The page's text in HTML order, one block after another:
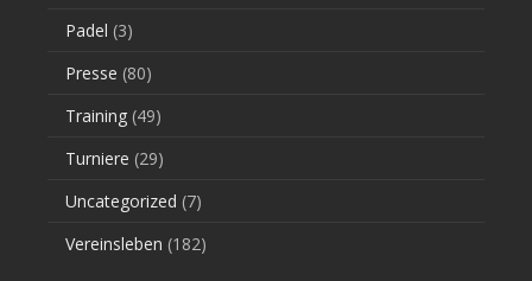
Padel (3)
Presse (80)
Training (49)
Turniere (29)
Uncategorized (7)
Vereinsleben (182)